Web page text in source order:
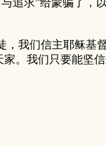
们信主耶稣基
。我们只要能坚